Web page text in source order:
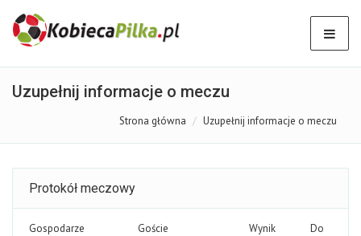
Uzupełnij informacje o meczu
Strona główna Uzupełnij informacje o meczu
Protokół meczowy
Gospodarze Goście Wynik
Do